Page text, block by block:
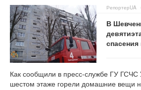
РепортерUA
В
Как сообщили в пресс-службе ГУ ГСЧС
шестом этаже горели домашние вещи